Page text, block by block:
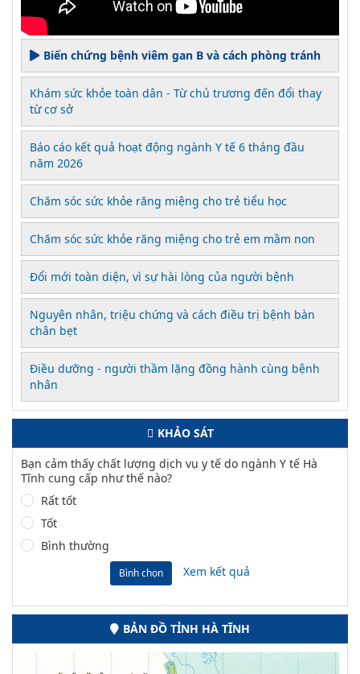
Biến chứng bệnh viêm gan B và cách phòng tránh
Khám sức khỏe toàn dân - Từ chủ trương đến đổi thay
từ cơ sở
Báo cáo kết quả hoạt động ngành Y tế 6 tháng đầu
năm 2026
Chăm sóc sức khỏe răng miệng cho trẻ tiểu học
Chăm sóc sức khỏe răng miệng cho trẻ em mầm non
Đổi mới toàn diện, vì sự hài lòng của người bệnh
Nguyên nhân, triệu chứng và cách điều trị bệnh bàn
chân bẹt
Điều dưỡng - người thầm lặng đồng hành cùng bệnh
nhân
KHẢO SÁT
Bạn cảm thấy chất lượng dịch vụ y tế do ngành Y tế Hà
Tĩnh cung cấp như thế nào?
Rất tốt
Tốt
Bình thường
Bình chọn Xem kết quả
BẢN ĐỒ TỈNH HÀ TĨNH